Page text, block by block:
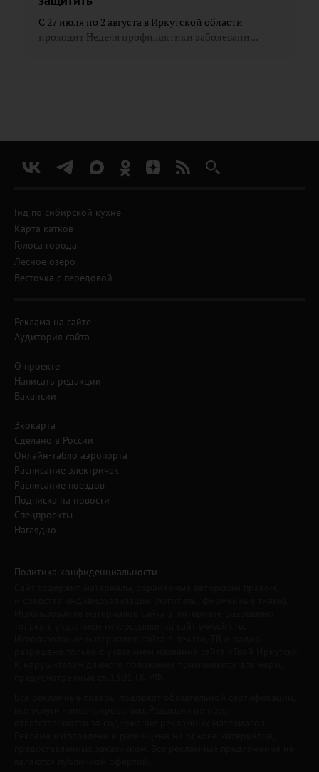
С 27 июля по 2 августа в Иркутской области
проходит Неделя профилактики заболевани...
Гид по сибирской кухне
Карта катков
Голоса города
Лесное озеро
Весточка с передовой
Реклама на сайте
Аудитория сайта
О проекте
Написать редакции
Вакансии
Экокарта
Сделано в России
Онлайн-табло аэропорта
Расписание электричек
Расписание поездов
Подписка на новости
Спецпроекты
Наглядно
Политика конфиденциальности